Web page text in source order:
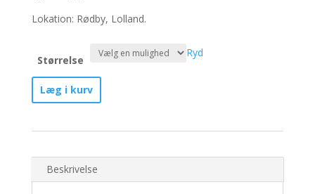
Lokation: Rødby, Lolland.
Størrelse
Ryd
Fyret
og
-
4/30
antal
Læg i kurv
Beskrivelse